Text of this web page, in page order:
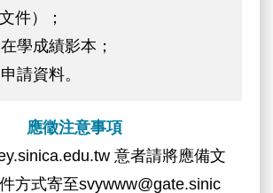
件）；
學成績影本；
請資料。
應徵注意事項
意者請將應備文
方式寄至svywww@gate.sinic